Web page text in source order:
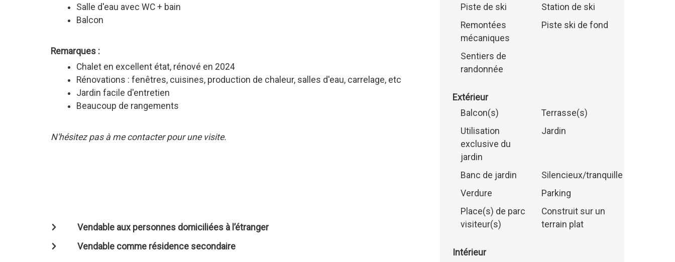
Salle d'eau avec WC + bain
Balcon
Remarques :
Chalet en excellent état, rénové en 2024
Rénovations : fenêtres, cuisines, production de chaleur, salles d'eau, carrelage, etc
Jardin facile d'entretien
Beaucoup de rangements
N'hésitez pas à me contacter pour une visite.
Vendable aux personnes domiciliées à l’étranger
Vendable comme résidence secondaire
Piste de ski
Station de ski
Remontées
mécaniques
Piste ski de fond
Sentiers de
randonnée
Extérieur
Balcon(s)
Terrasse(s)
Utilisation
exclusive du
jardin
Jardin
Banc de jardin
Silencieux/tranquille
Verdure
Parking
Place(s) de parc
visiteur(s)
Construit sur un
terrain plat
Intérieur